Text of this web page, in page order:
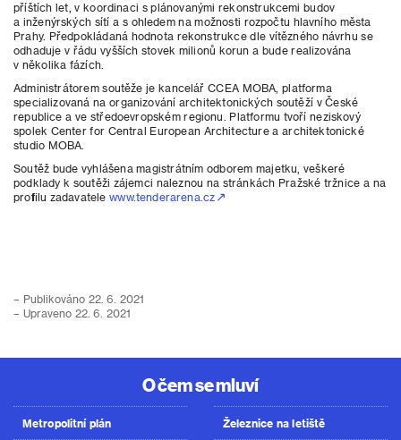
příštích let, v koordinaci s plánovanými rekonstrukcemi budov
a inženýrských sítí a s ohledem na možnosti rozpočtu hlavního města
Prahy. Předpokládaná hodnota rekonstrukce dle vítězného návrhu se
odhaduje v řádu vyšších stovek milionů korun a bude realizována
v několika fázích.
Administrátorem soutěže je kancelář CCEA MOBA, platforma
specializovaná na organizování architektonických soutěží v České
republice a ve středoevropském regionu. Platformu tvoří neziskový
spolek Center for Central European Architecture a architektonické
studio MOBA.
Soutěž bude vyhlášena magistrátním odborem majetku, veškeré
podklady k soutěži zájemci naleznou na stránkách Pražské tržnice a na
profilu zadavatelewww.tenderarena.cz
– Publikováno 22. 6. 2021
– Upraveno 22. 6. 2021
O čem se mluví
Metropolitní plán Železnice na letiště